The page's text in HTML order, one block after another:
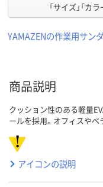
「サイズ」「カ
YAMAZENの作業用サン
商品説明
クッション性のある軽量
ールを採用。オフィスやベ
アイコンの説明